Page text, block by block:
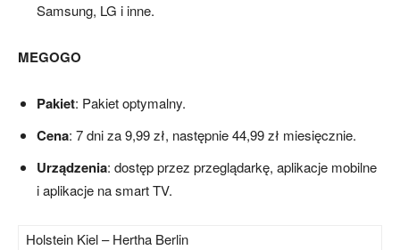
Samsung, LG i inne.
MEGOGO
Pakiet: Pakiet optymalny.
Cena: 7 dni za 9,99 zł, następnie 44,99 zł miesięcznie.
Urządzenia: dostęp przez przeglądarkę, aplikacje mobilne
i aplikacje na smart TV.
Holstein Kiel – Hertha Berlin